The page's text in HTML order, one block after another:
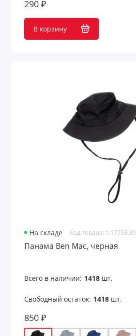
290 ₽
В корзину
На складе Код товара: 1.17753.30
Панама Ben Mac, черная
Всего в наличии: 1418шт.
Свободный остаток: 1418шт.
850 ₽